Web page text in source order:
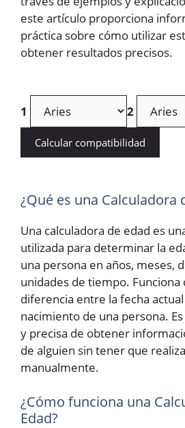
este artículo proporciona
práctica sobre cómo utilizar
obtener resultados precisos.
1 2
Calcular compatibilidad
¿Qué es una Calculadora
Una calculadora de edad es
utilizada para determinar la
una persona en años, meses,
unidades de tiempo. Funciona
diferencia entre la fecha
nacimiento de una persona.
y precisa de obtener
de alguien sin tener que
manualmente.
¿Cómo funciona una
Edad?